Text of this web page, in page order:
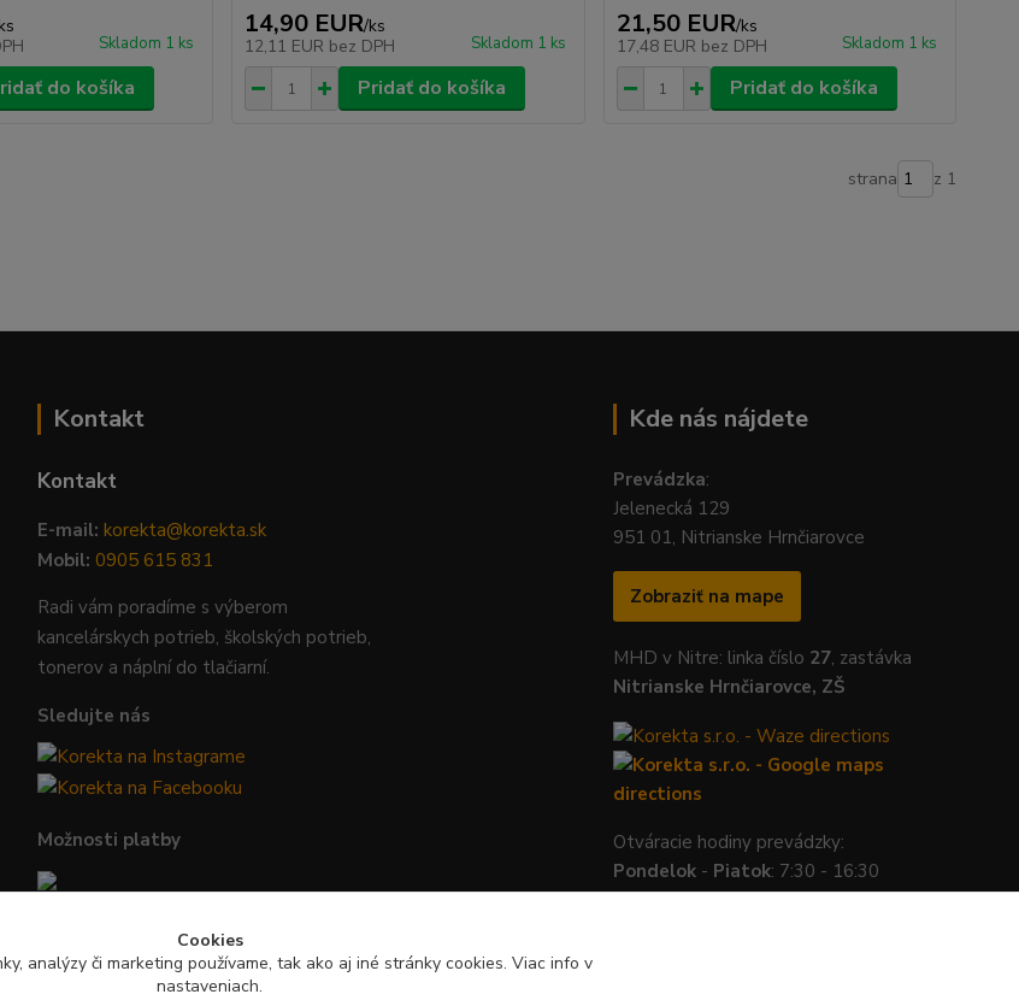
Skladom 1 ks
do košíka
14,90 EUR/ks
12,11 EUR bez DPH Skladom 1 ks
Pridať do košíka
21,50 EUR/ks
17,48 EUR bez DPH Skladom 1 ks
Pridať do košíka
strana z 1
Kontakt
Kontakt
E-mail: korekta@korekta.sk
Mobil: 0905 615 831
Radi vám poradíme s výberom
kancelárskych potrieb, školských potrieb,
tonerov a náplní do tlačiarní.
Sledujte nás
Možnosti platby
Bezpečná platba kartou, Google Pay,
Apple Pay a bankovým prevodom.
Kde nás nájdete
Prevádzka:
Jelenecká 129
951 01, Nitrianske Hrnčiarovce
Zobraziť na mape
MHD v Nitre: linka číslo 27, zastávka
Nitrianske Hrnčiarovce, ZŠ
Otváracie hodiny prevádzky:
Pondelok - Piatok: 7:30 - 16:30
Cookies
analýzy či marketing používame, tak ako aj iné stránky cookies. Viac info v
nastaveniach.